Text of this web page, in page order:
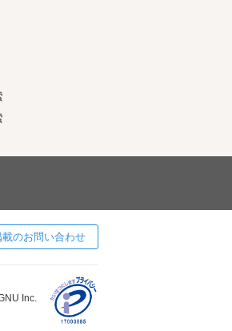
のお問い合わせ
Inc.